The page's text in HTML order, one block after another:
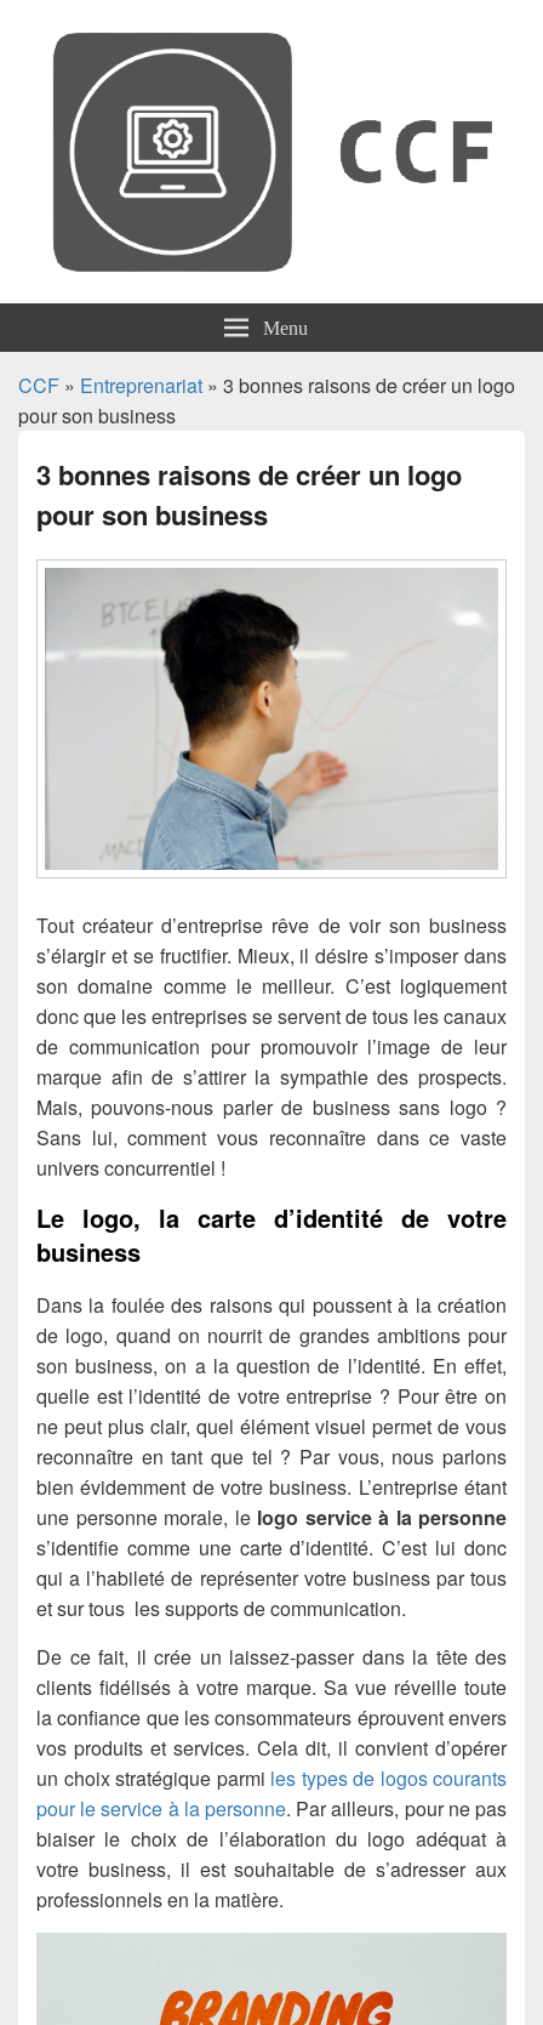
CCF Menu
CCF » Entreprenariat » 3 bonnes raisons de créer un logo
pour son business
3 bonnes raisons de créer un logo
pour son business
Tout créateur d’entreprise rêve de voir son business
s’élargir et se fructifier. Mieux, il désire s’imposer dans
son domaine comme le meilleur. C’est logiquement
donc que les entreprises se servent de tous les canaux
de communication pour promouvoir l’image de leur
marque afin de s’attirer la sympathie des prospects.
Mais, pouvons-nous parler de business sans logo ?
Sans lui, comment vous reconnaître dans ce vaste
univers concurrentiel !
Le logo, la carte d’identité de votre
business
Dans la foulée des raisons qui poussent à la création
de logo, quand on nourrit de grandes ambitions pour
son business, on a la question de l’identité. En effet,
quelle est l’identité de votre entreprise ? Pour être on
ne peut plus clair, quel élément visuel permet de vous
reconnaître en tant que tel ? Par vous, nous parlons
bien évidemment de votre business. L’entreprise étant
une personne morale, le logo service à la personne
s’identifie comme une carte d’identité. C’est lui donc
qui a l’habileté de représenter votre business par tous
et sur tous les supports de communication.
De ce fait, il crée un laissez-passer dans la tête des
clients fidélisés à votre marque. Sa vue réveille toute
la confiance que les consommateurs éprouvent envers
vos produits et services. Cela dit, il convient d’opérer
un choix stratégique parmi les types de logos courants
pour le service à la personne. Par ailleurs, pour ne pas
biaiser le choix de l’élaboration du logo adéquat à
votre business, il est souhaitable de s’adresser aux
professionnels en la matière.